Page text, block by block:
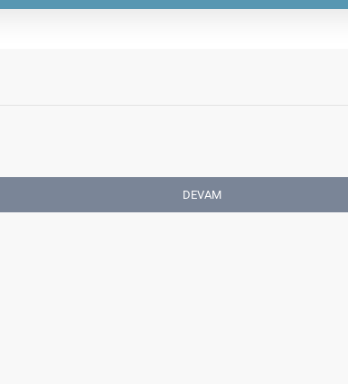
DEVAM